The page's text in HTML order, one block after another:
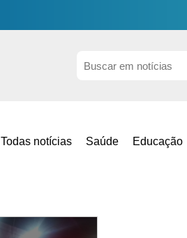
Todas notícias Saúde Educação